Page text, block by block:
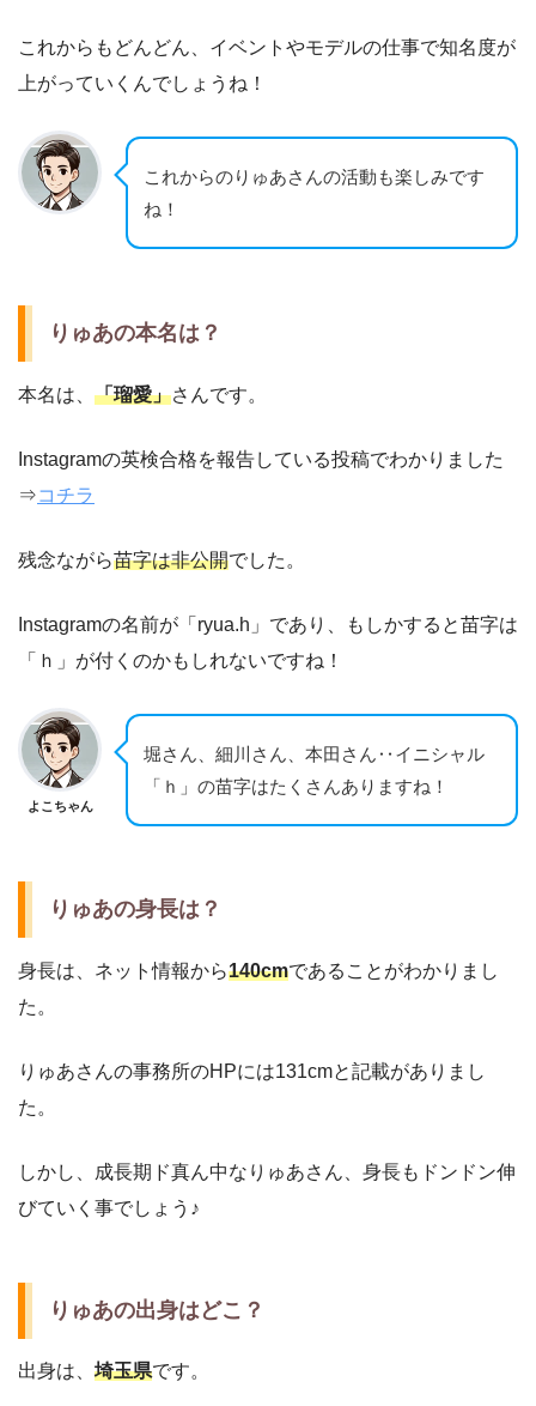
これからもどんどん、イベントやモデルの仕事で知名度が
上がっていくんでしょうね！
これからのりゅあさんの活動も楽しみです
ね！
りゅあの本名は？
本名は、 「瑠愛」さんです。
Instagramの英検合格を報告している投稿でわかりました
⇒コチラ
残念ながら苗字は非公開でした。
Instagramの名前が「ryua.h」であり、もしかすると苗字は
「ｈ」が付くのかもしれないですね！
よこちゃん
堀さん、細川さん、本田さん‥イニシャル
「ｈ」の苗字はたくさんありますね！
りゅあの身長は？
身長は、ネット情報から140cmであることがわかりまし
た。
りゅあさんの事務所のHPには131cmと記載がありまし
た。
しかし、成長期ド真ん中なりゅあさん、身長もドンドン伸
びていく事でしょう♪
りゅあの出身はどこ？
出身は、 埼玉県です。